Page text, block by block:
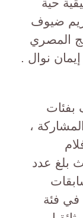
حية
ضيوف
المصري
نوال .
بفئات
،
بلغ عدد
منها ١٢ فيلما في فئة